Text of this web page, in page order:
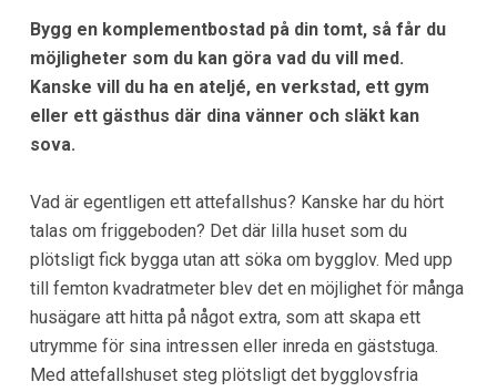
Bygg en komplementbostad på din tomt, så får du
möjligheter som du kan göra vad du vill med.
Kanske vill du ha en ateljé, en verkstad, ett gym
eller ett gästhus där dina vänner och släkt kan
sova.
Vad är egentligen ett attefallshus? Kanske har du hört
talas om friggeboden? Det där lilla huset som du
plötsligt fick bygga utan att söka om bygglov. Med upp
till femton kvadratmeter blev det en möjlighet för många
husägare att hitta på något extra, som att skapa ett
utrymme för sina intressen eller inreda en gäststuga.
Med attefallshuset steg plötsligt det bygglovsfria